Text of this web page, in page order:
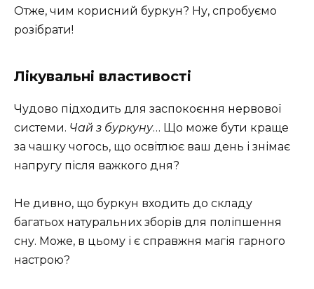
Отже, чим корисний буркун? Ну, спробуємо
розібрати!
Лікувальні властивості
Чудово підходить для заспокоєння нервової
системи. Чай з буркуну… Що може бути краще
за чашку чогось, що освітлює ваш день і знімає
напругу після важкого дня?
Не дивно, що буркун входить до складу
багатьох натуральних зборів для поліпшення
сну. Може, в цьому і є справжня магія гарного
настрою?